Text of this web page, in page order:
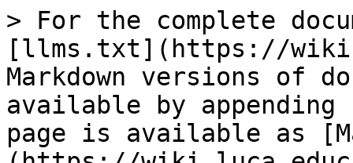
> For the complete
[llms.txt](https://
Markdown versions of
available by
page is available as